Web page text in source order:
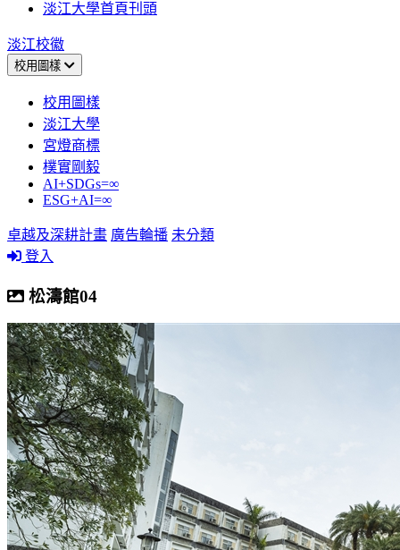
淡江大學首頁刊頭
淡江校徽
校用圖樣
校用圖樣
淡江大學
宮燈商標
樸實剛毅
AI+SDGs=∞
ESG+AI=∞
卓越及深耕計畫 廣告輪播 未分類
登入
松濤館04